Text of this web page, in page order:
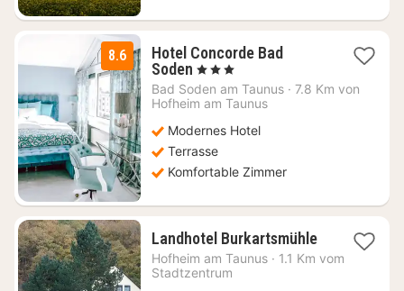
8.6
Hotel Concorde Bad
Soden 1
Nacht
ab
€
, 3 Sterne
Bad Soden am Taunus · 7.8 Km von
Hofheim am Taunus
Modernes Hotel
Terrasse
Komfortable Zimmer
Landhotel Burkartsmühle1
Nacht
Hofheim am Taunus · 1.1 Km vom
Stadtzentrum